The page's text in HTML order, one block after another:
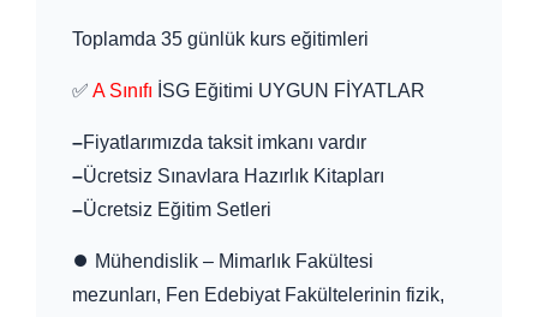
Toplamda 35 günlük kurs eğitimleri
✅ A Sınıfı İSG Eğitimi UYGUN FİYATLAR
–Fiyatlarımızda taksit imkanı vardır
–Ücretsiz Sınavlara Hazırlık Kitapları
–Ücretsiz Eğitim Setleri
⏺ Mühendislik – Mimarlık Fakültesi
mezunları, Fen Edebiyat Fakültelerinin fizik,